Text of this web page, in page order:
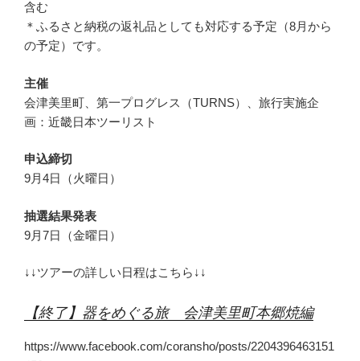
含む
＊ふるさと納税の返礼品としても対応する予定（8月から
の予定）です。
主催
会津美里町、第一プログレス（TURNS）、旅行実施企
画：近畿日本ツーリスト
申込締切
9月4日（火曜日）
抽選結果発表
9月7日（金曜日）
↓↓ツアーの詳しい日程はこちら↓↓
【終了】器をめぐる旅 会津美里町本郷焼編
https://www.facebook.com/coransho/posts/2204396463151